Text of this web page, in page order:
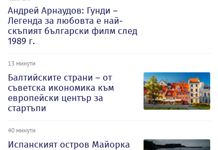
Андрей Арнаудов: Гунди –
Легенда за любовта е най-
скъпият български филм след
1989 г.
13 минути
Балтийските страни – от
съветска икономика към
европейски център за
стартъпи
40 минути
Испанският остров Майорка